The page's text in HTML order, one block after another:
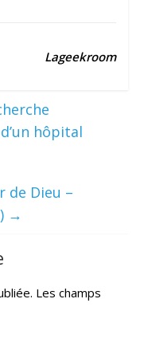
Lageekroom
hôpital
de Dieu –
→
Les champs